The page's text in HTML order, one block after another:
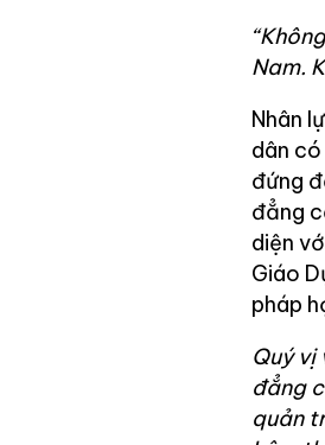
Nam.
Nhân
dân
đứng
đẳng
diện
Giáo
pháp
Quý
đẳng
quản